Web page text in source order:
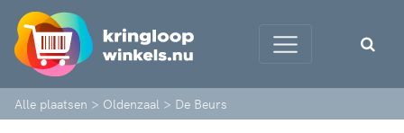
Alle plaatsen > Oldenzaal > De Beurs